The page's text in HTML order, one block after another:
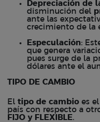
Depreciación de
disminución del
ante las
crecimiento de la
Especulación:
que genera
pues surge de la
dólares ante el
TIPO DE CAMBIO
El tipo de cambio es
país con respecto a
FIJO y FLEXIBLE.